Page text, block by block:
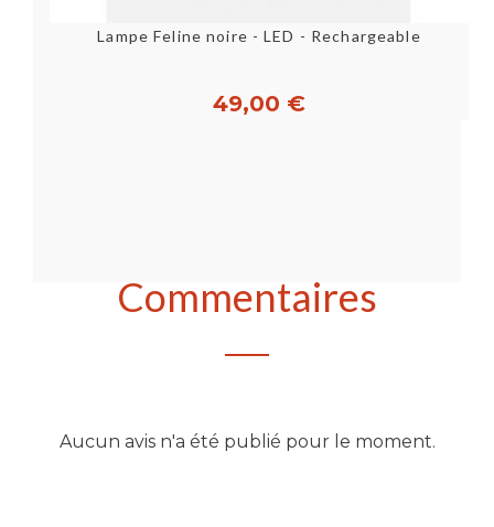
Lampe Feline noire - LED - Rechargeable
49,00 €
Commentaires
Aucun avis n'a été publié pour le moment.